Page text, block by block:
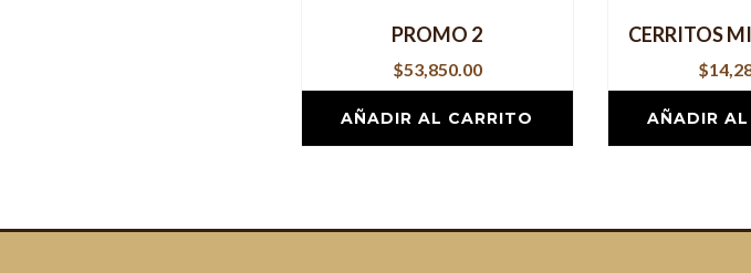
PROMO 2
$53,850.00
AÑADIR AL CARRITO
CERRITOS
$
AÑADIR